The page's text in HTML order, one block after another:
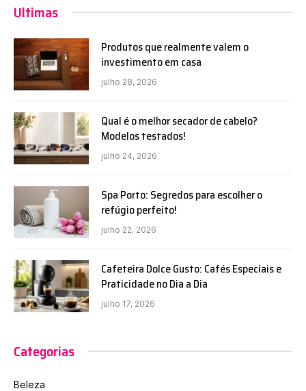
Ultimas
Produtos que realmente valem o
investimento em casa
julho 28, 2026
Qual é o melhor secador de cabelo?
Modelos testados!
julho 24, 2026
Spa Porto: Segredos para escolher o
refúgio perfeito!
julho 22, 2026
Cafeteira Dolce Gusto: Cafés Especiais e
Praticidade no Dia a Dia
julho 17, 2026
Categorias
Beleza